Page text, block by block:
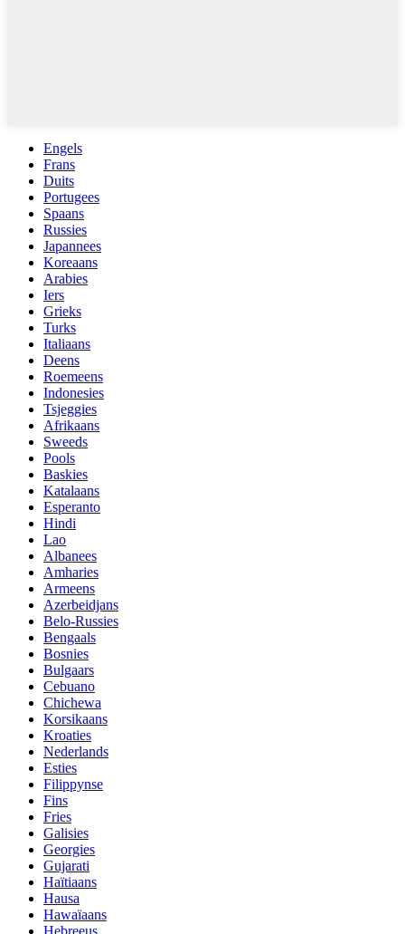
Engels
Frans
Duits
Portugees
Spaans
Russies
Japannees
Koreaans
Arabies
Iers
Grieks
Turks
Italiaans
Deens
Roemeens
Indonesies
Tsjeggies
Afrikaans
Sweeds
Pools
Baskies
Katalaans
Esperanto
Hindi
Lao
Albanees
Amharies
Armeens
Azerbeidjans
Belo-Russies
Bengaals
Bosnies
Bulgaars
Cebuano
Chichewa
Korsikaans
Kroaties
Nederlands
Esties
Filippynse
Fins
Fries
Galisies
Georgies
Gujarati
Haïtiaans
Hausa
Hawaïaans
Hebreeus